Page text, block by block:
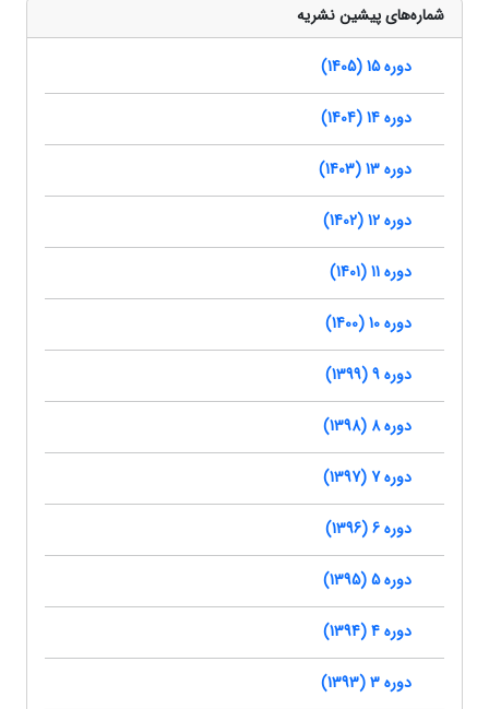
شماره‌های پیشین نشریه
دوره 15 (1405)
دوره 14 (1404)
دوره 13 (1403)
دوره 12 (1402)
دوره 11 (1401)
دوره 10 (1400)
دوره 9 (1399)
دوره 8 (1398)
دوره 7 (1397)
دوره 6 (1396)
دوره 5 (1395)
دوره 4 (1394)
دوره 3 (1393)